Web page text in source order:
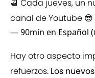
📆 Cada jueves, un
canal de Youtube 😎
— 90min en Español
Hay otro aspecto
refuerzos. Los